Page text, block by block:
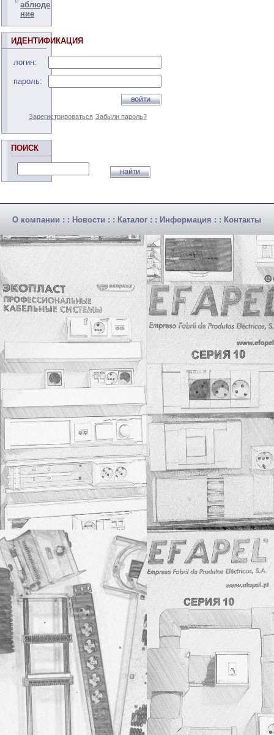
аблюде
ние
ИДЕНТИФИКАЦИЯ
логин:
пароль:
Зарегистрироваться Забыли пароль?
ПОИСК
О компании : : Новости : : Каталог : : Информация : : Контакты